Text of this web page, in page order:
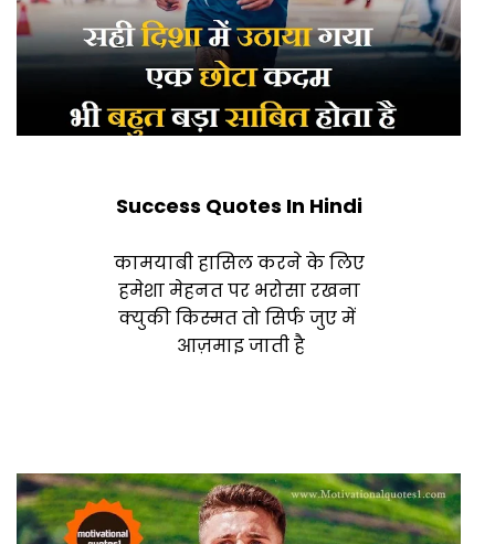
Success Quotes In Hindi
कामयाबी हासिल करने के लिए
हमेशा मेहनत पर भरोसा रखना
क्युकी किस्मत तो सिर्फ जुए में
आज़माइ जाती है